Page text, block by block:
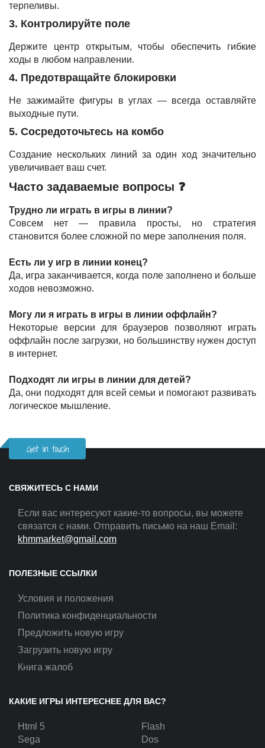
терпеливы.
3. Контролируйте поле
Держите центр открытым, чтобы обеспечить гибкие
ходы в любом направлении.
4. Предотвращайте блокировки
Не зажимайте фигуры в углах — всегда оставляйте
выходные пути.
5. Сосредоточьтесь на комбо
Создание нескольких линий за один ход значительно
увеличивает ваш счет.
Часто задаваемые вопросы ❓
Трудно ли играть в игры в линии?
Совсем нет — правила просты, но стратегия
становится более сложной по мере заполнения поля.
Есть ли у игр в линии конец?
Да, игра заканчивается, когда поле заполнено и больше
ходов невозможно.
Могу ли я играть в игры в линии оффлайн?
Некоторые версии для браузеров позволяют играть
оффлайн после загрузки, но большинству нужен доступ
в интернет.
Подходят ли игры в линии для детей?
Да, они подходят для всей семьи и помогают развивать
логическое мышление.
Get in touch
СВЯЖИТЕСЬ С НАМИ
Если вас интересуют какие-то вопросы, вы можете
связатся с нами. Отправить письмо на наш Email:
khmmarket@gmail.com
ПОЛЕЗНЫЕ ССЫЛКИ
Условия и положения
Политика конфиденциальности
Предложить новую игру
Загрузить новую игру
Книга жалоб
КАКИЕ ИГРЫ ИНТЕРЕСНЕЕ ДЛЯ ВАС?
Html 5
Flash
Sega
Dos